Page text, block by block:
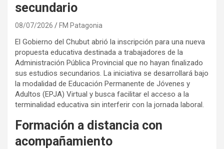
secundario
08/07/2026 FM Patagonia
El Gobierno del Chubut abrió la inscripción para una nueva
propuesta educativa destinada a trabajadores de la
Administración Pública Provincial que no hayan finalizado
sus estudios secundarios. La iniciativa se desarrollará bajo
la modalidad de Educación Permanente de Jóvenes y
Adultos (EPJA) Virtual y busca facilitar el acceso a la
terminalidad educativa sin interferir con la jornada laboral.
Formación a distancia con
acompañamiento